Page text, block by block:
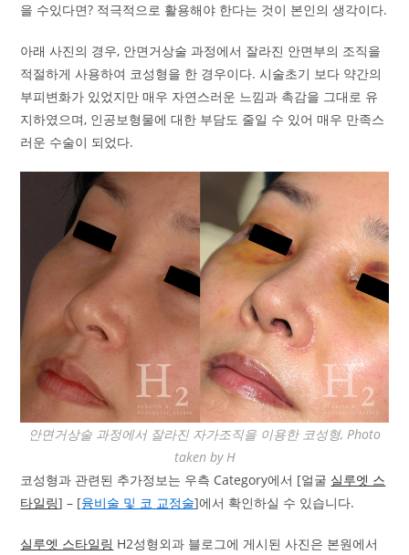
을 수있다면? 적극적으로 활용해야 한다는 것이 본인의 생각이다.
아래 사진의 경우, 안면거상술 과정에서 잘라진 안면부의 조직을
적절하게 사용하여 코성형을 한 경우이다. 시술초기 보다 약간의
부피변화가 있었지만 매우 자연스러운 느낌과 촉감을 그대로 유
지하였으며, 인공보형물에 대한 부담도 줄일 수 있어 매우 만족스
러운 수술이 되었다.
안면거상술 과정에서 잘라진 자가조직을 이용한 코성형, Photo
taken by H
코성형과 관련된 추가정보는 우측 Category에서 [얼굴 실루엣 스
타일링] – [융비술 및 코 교정술]에서 확인하실 수 있습니다.
실루엣 스타일링 H2성형외과 블로그에 게시된 사진은 본원에서